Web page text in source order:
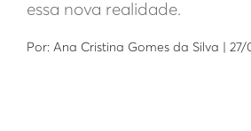
essa nova realidade.
Por: Ana Cristina Gomes da Silva | 27/